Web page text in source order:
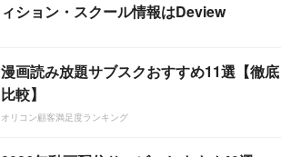
ィション・スクール情報はDeview
漫画読み放題サブスクおすすめ11選【徹底
比較】
オリコン顧客満足度ランキング